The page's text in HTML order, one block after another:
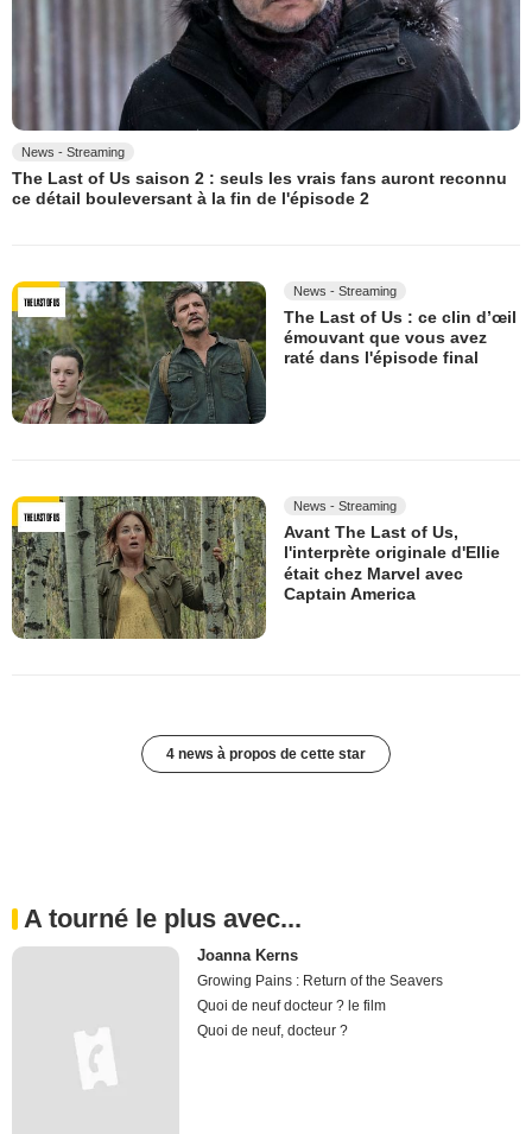
News - Streaming
The Last of Us saison 2 : seuls les vrais fans auront reconnu
ce détail bouleversant à la fin de l'épisode 2
News - Streaming
The Last of Us : ce clin d’œil
émouvant que vous avez
raté dans l'épisode final
News - Streaming
Avant The Last of Us,
l'interprète originale d'Ellie
était chez Marvel avec
Captain America
4 news à propos de cette star
A tourné le plus avec...
Joanna Kerns
Growing Pains : Return of the Seavers
Quoi de neuf docteur ? le film
Quoi de neuf, docteur ?